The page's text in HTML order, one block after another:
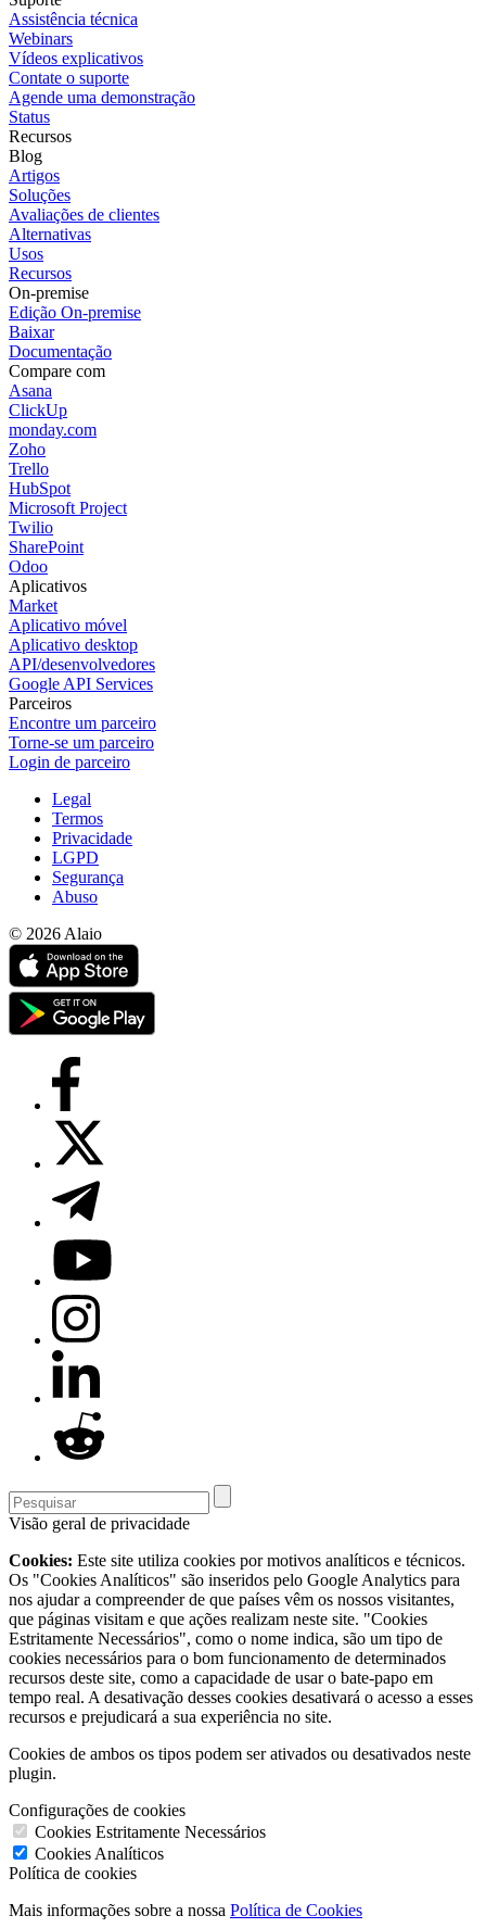
Assistência técnica
Webinars
Vídeos explicativos
Contate o suporte
Agende uma demonstração
Status
Recursos
Blog
Artigos
Soluções
Avaliações de clientes
Alternativas
Usos
Recursos
On-premise
Edição On-premise
Baixar
Documentação
Compare com
Asana
ClickUp
monday.com
Zoho
Trello
HubSpot
Microsoft Project
Twilio
SharePoint
Odoo
Aplicativos
Market
Aplicativo móvel
Aplicativo desktop
API/desenvolvedores
Google API Services
Parceiros
Encontre um parceiro
Torne-se um parceiro
Login de parceiro
Legal
Termos
Privacidade
LGPD
Segurança
Abuso
© 2026 Alaio
Visão geral de privacidade
Cookies: Este site utiliza cookies por motivos analíticos e técnicos.
Os "Cookies Analíticos" são inseridos pelo Google Analytics para
nos ajudar a compreender de que países vêm os nossos visitantes,
que páginas visitam e que ações realizam neste site. "Cookies
Estritamente Necessários", como o nome indica, são um tipo de
cookies necessários para o bom funcionamento de determinados
recursos deste site, como a capacidade de usar o bate-papo em
tempo real. A desativação desses cookies desativará o acesso a esses
recursos e prejudicará a sua experiência no site.
Cookies de ambos os tipos podem ser ativados ou desativados neste
plugin.
Configurações de cookies
Cookies Estritamente Necessários
Cookies Analíticos
Política de cookies
Mais informações sobre a nossa Política de Cookies